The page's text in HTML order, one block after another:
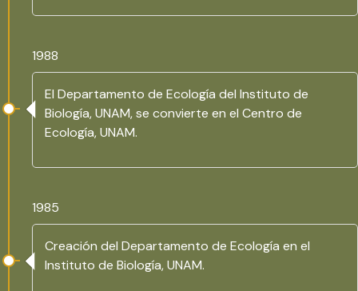
1988
El Departamento de Ecología del Instituto de
Biología, UNAM, se convierte en el Centro de
Ecología, UNAM.
1985
Creación del Departamento de Ecología en el
Instituto de Biología, UNAM.